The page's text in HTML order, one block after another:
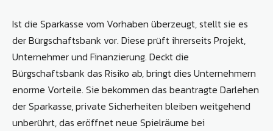
Ist die Sparkasse vom Vorhaben überzeugt, stellt sie es
der Bürgschaftsbank vor. Diese prüft ihrerseits Projekt,
Unternehmer und Finanzierung. Deckt die
Bürgschaftsbank das Risiko ab, bringt dies Unternehmern
enorme Vorteile. Sie bekommen das beantragte Darlehen
der Sparkasse, private Sicherheiten bleiben weitgehend
unberührt, das eröffnet neue Spielräume bei